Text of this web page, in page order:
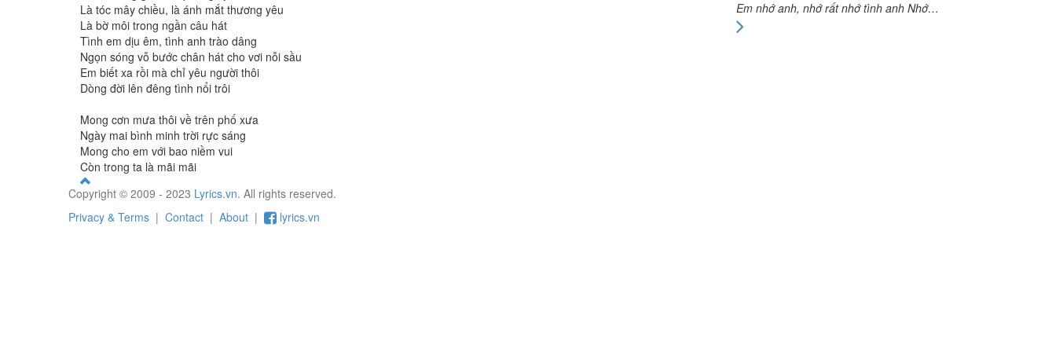
Là tóc mây chiều, là ánh mắt thương yêu
Là bờ môi trong ngần câu hát
Tình em dịu êm, tình anh trào dâng
Ngọn sóng vỗ bước chân hát cho vơi nỗi sầu
Em biết xa rồi mà chỉ yêu người thôi
Dòng đời lên đêng tình nổi trôi
Mong cơn mưa thôi về trên phố xưa
Ngày mai bình minh trời rực sáng
Mong cho em với bao niềm vui
Còn trong ta là mãi mãi
Em nhớ anh, nhớ rất nhớ tình anh Nhớ…
Copyright © 2009 - 2023 Lyrics.vn. All rights reserved.
Privacy & Terms | Contact | About | lyrics.vn